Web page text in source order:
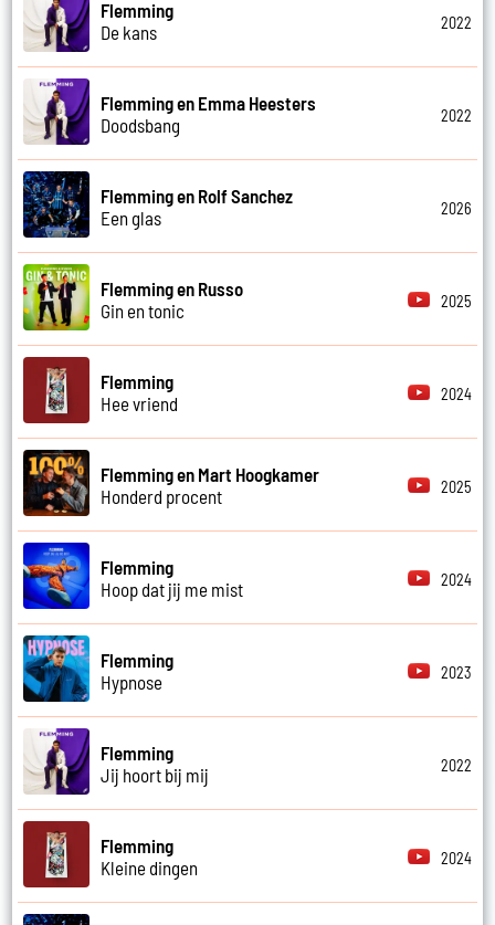
Flemming
De kans
2022
Flemming en Emma Heesters
Doodsbang
2022
Flemming en Rolf Sanchez
Een glas
2026
Flemming en Russo
Gin en tonic
2025
Flemming
Hee vriend
2024
Flemming en Mart Hoogkamer
Honderd procent
2025
Flemming
Hoop dat jij me mist
2024
Flemming
Hypnose
2023
Flemming
Jij hoort bij mij
2022
Flemming
Kleine dingen
2024